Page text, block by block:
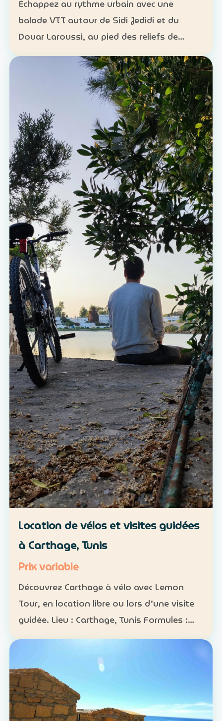
Échappez au rythme urbain avec une
balade VTT autour de Sidi Jedidi et du
Douar Laroussi, au pied des reliefs de
Hammamet. Durée : environ 1 h à 1 h 30
Niveau : intermédiaire Groupe : de 8 à 11
participants Tarif : 50 …
Location de vélos et visites guidées
à Carthage, Tunis
Prix variable
Découvrez Carthage à vélo avec Lemon
Tour, en location libre ou lors d’une visite
guidée. Lieu : Carthage, Tunis Formules :
location libre ou parcours accompagné
patrimoine lo…